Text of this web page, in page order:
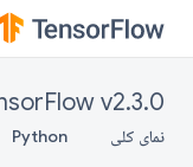
v2.3.0
نمای کلی Python